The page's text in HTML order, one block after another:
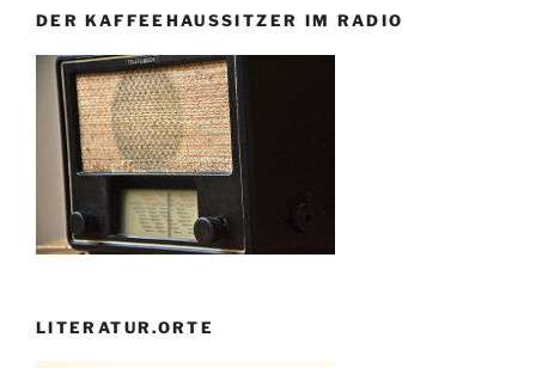
DER KAFFEEHAUSSITZER IM RADIO
LITERATUR.ORTE